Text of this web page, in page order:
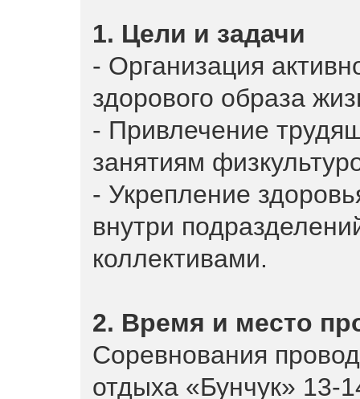
1. Цели и задачи
- Организация
здорового образа
- Привлечение
занятиям
- Укрепление
внутри
коллективами.
2. Время и место
Соревнования
отдыха «Бунчук» 13-